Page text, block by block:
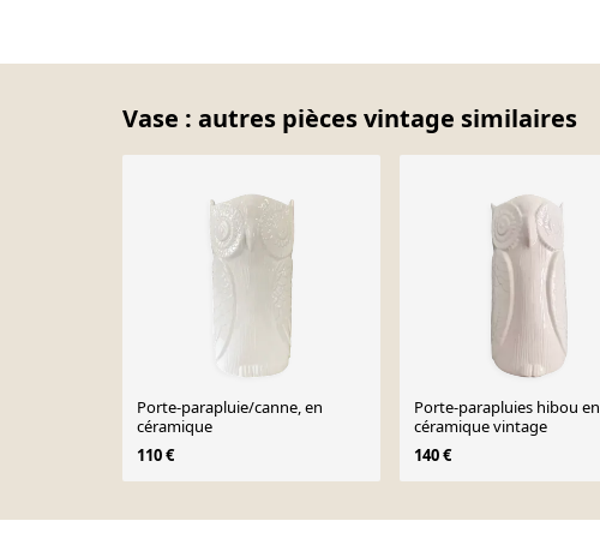
Vase : autres pièces vintage similaires
Porte-parapluie/canne, en
céramique
110 €
Porte-parapluies hibou en
céramique vintage
140 €